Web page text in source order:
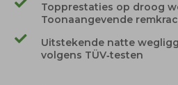
Topprestaties op droog
Toonaangevende
Uitstekende natte
volgens TÜV‑testen